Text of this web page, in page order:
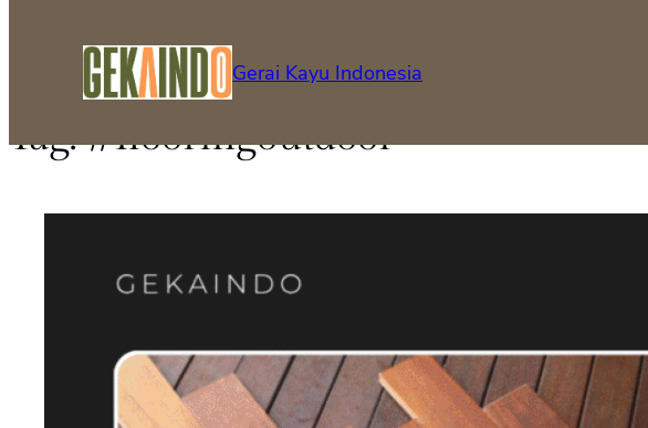
Gerai Kayu Indonesia
Tag:#flooringoutdoor